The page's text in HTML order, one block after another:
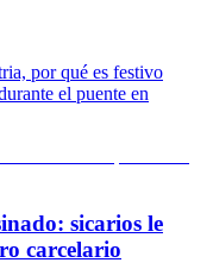
por qué es festivo
el puente en
sicarios le
carcelario